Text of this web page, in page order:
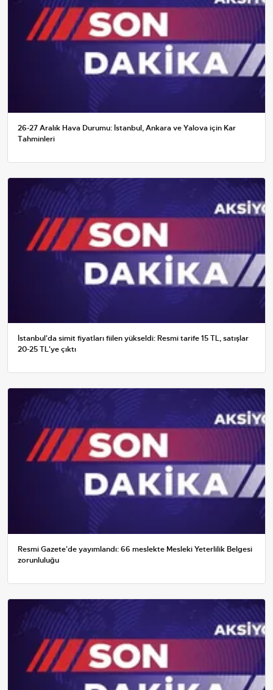
26-27 Aralık Hava Durumu: İstanbul, Ankara ve Yalova için Kar
Tahminleri
İstanbul'da simit fiyatları fiilen yükseldi: Resmi tarife 15 TL, satışlar
20-25 TL'ye çıktı
Resmi Gazete'de yayımlandı: 66 meslekte Mesleki Yeterlilik Belgesi
zorunluluğu